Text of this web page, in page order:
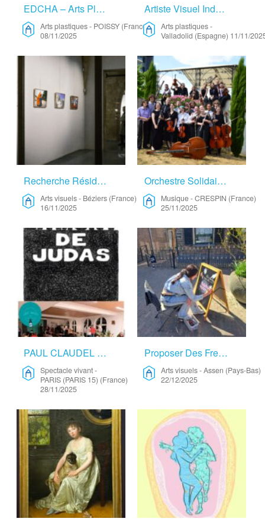
EDCHA – Arts Plastiques
Arts plastiques- POISSY (France)
08/11/2025
Artiste Visuel Indépendant à La Recherche D’une Résidence En Studio – Arts Plastiques
Arts plastiques-
Valladolid (Espagne) 11/11/
Recherche Résidence Deux à Trois Semaines – Arts Visuels
Arts visuels- Béziers (France)
16/11/2025
Orchestre Solidaires – Musique
Musique-CRESPIN (France)
25/11/2025
PAUL CLAUDEL : LA MORT DE JUDAS – Spectacle Vivant
Spectacle vivant-
PARIS (PARIS 15) (France)
28/11/2025
Proposer Des Fresques Murales, Du Chalk Art Ou De La Peinture Sur Vitrine – Arts Visuels
Arts visuels-Assen (Pays-Bas)
22/12/2025